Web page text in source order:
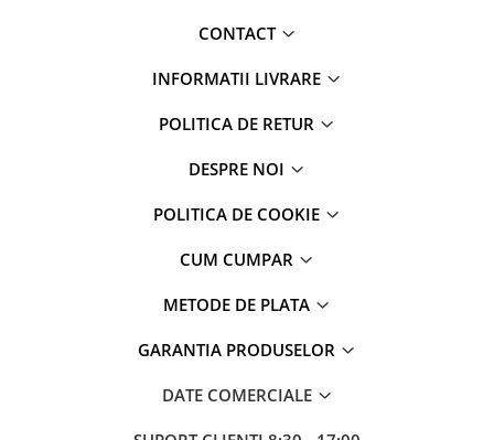
CONTACT
INFORMATII LIVRARE
POLITICA DE RETUR
DESPRE NOI
POLITICA DE COOKIE
CUM CUMPAR
METODE DE PLATA
GARANTIA PRODUSELOR
DATE COMERCIALE